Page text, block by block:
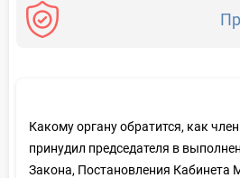
Какому органу обратится, как
принудил председателя в
Закона, Постановления Кабинета